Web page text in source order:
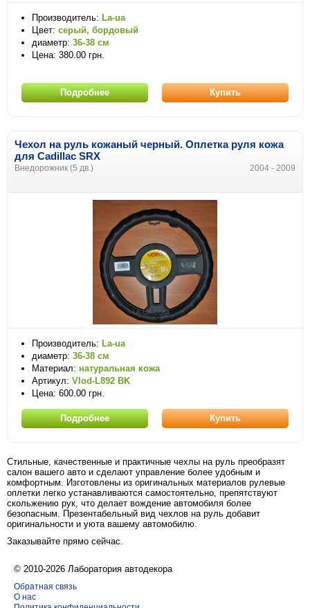
Производитель: La-ua
Цвет: серый, бордовый
диаметр: 36-38 см
Цена: 380.00 грн.
Подробнее Купить
Чехол на руль кожаный черный. Оплетка руля кожа
для Cadillac SRX
Внедорожник (5 дв.) 2004 - 2009
Производитель: La-ua
диаметр: 36-38 см
Материал: натуральная кожа
Артикул: Vlod-L892 BK
Цена: 600.00 грн.
Подробнее Купить
Стильные, качественные и практичные чехлы на руль преобразят
салон вашего авто и сделают управление более удобным и
комфортным. Изготовлены из оригинальных материалов рулевые
оплетки легко устанавливаются самостоятельно, препятствуют
скольжению рук, что делает вождение автомобиля более
безопасным. Презентабельный вид чехлов на руль добавит
оригинальности и уюта вашему автомобилю.
Заказывайте прямо сейчас.
© 2010-2026 Лаборатория автодекора
Обратная связь
О нас